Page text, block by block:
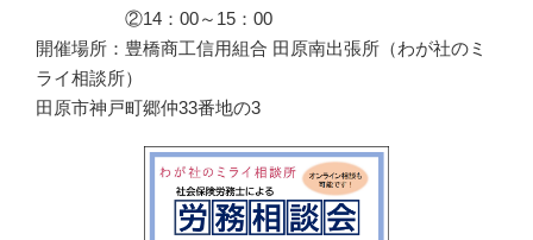
②14：00～15：00
開催場所：豊橋商工信用組合 田原南出張所（わが社のミ
ライ相談所）
田原市神戸町郷仲33番地の3